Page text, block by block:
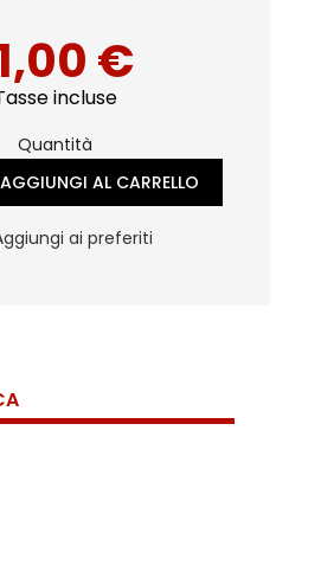
€
incluse
Quantità
AGGIUNGI AL CARRELLO
ai preferiti